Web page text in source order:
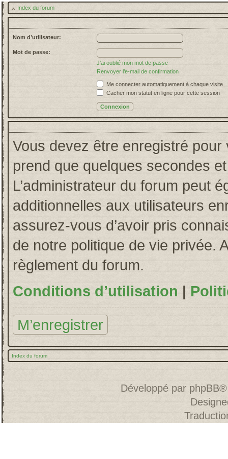
Index du forum
Nom d’utilisateur:
Mot de passe:
J’ai oublié mon mot de passe
Renvoyer l’e-mail de confirmation
Me connecter automatiquement à chaque visite
Cacher mon statut en ligne pour cette session
Vous devez être enregistré pour
prend que quelques secondes
L’administrateur du forum peut
additionnelles aux utilisateurs
assurez-vous d’avoir pris
de notre politique de vie privée.
règlement du forum.
Conditions d’utilisation |
M’enregistrer
Index du forum
Développé par phpBB®